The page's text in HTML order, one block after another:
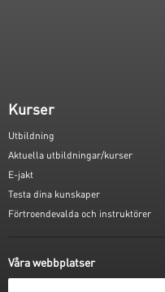
Kurser
Utbildning
Aktuella utbildningar/kurser
E-jakt
Testa dina kunskaper
Förtroendevalda och instruktörer
Våra webbplatser